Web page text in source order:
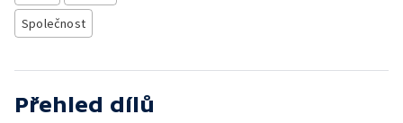
Společnost
Přehled dílů